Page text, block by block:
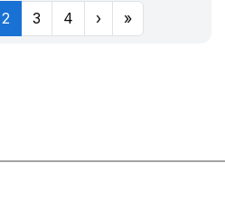
2 3 4 › »